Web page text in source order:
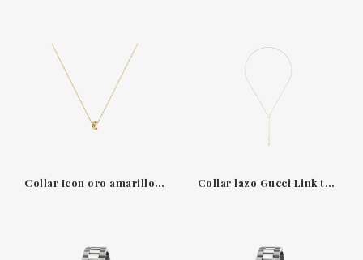
Collar Icon oro amarillo 18 k con colgante GG perforado Collar lazo Gucci Link to Love oro amarillo 18 ct